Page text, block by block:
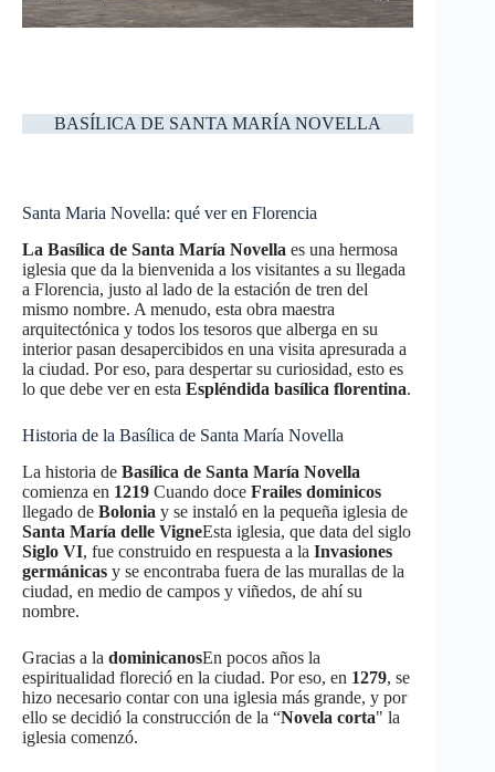
BASÍLICA DE SANTA MARÍA NOVELLA
Santa Maria Novella: qué ver en Florencia
La Basílica de Santa María Novella es una hermosa
iglesia que da la bienvenida a los visitantes a su llegada
a Florencia, justo al lado de la estación de tren del
mismo nombre. A menudo, esta obra maestra
arquitectónica y todos los tesoros que alberga en su
interior pasan desapercibidos en una visita apresurada a
la ciudad. Por eso, para despertar su curiosidad, esto es
lo que debe ver en esta Espléndida basílica florentina.
Historia de la Basílica de Santa María Novella
La historia de Basílica de Santa María Novella
comienza en 1219 Cuando doce Frailes dominicos
llegado de Bolonia y se instaló en la pequeña iglesia de
Santa María delle VigneEsta iglesia, que data del siglo
Siglo VI, fue construido en respuesta a la Invasiones
germánicas y se encontraba fuera de las murallas de la
ciudad, en medio de campos y viñedos, de ahí su
nombre.
Gracias a la dominicanosEn pocos años la
espiritualidad floreció en la ciudad. Por eso, en 1279, se
hizo necesario contar con una iglesia más grande, y por
ello se decidió la construcción de la “Novela corta" la
iglesia comenzó.